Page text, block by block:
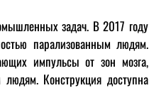
задач. В 2017 году
парализованным людям.
импульсы от зон мозга,
Конструкция доступна